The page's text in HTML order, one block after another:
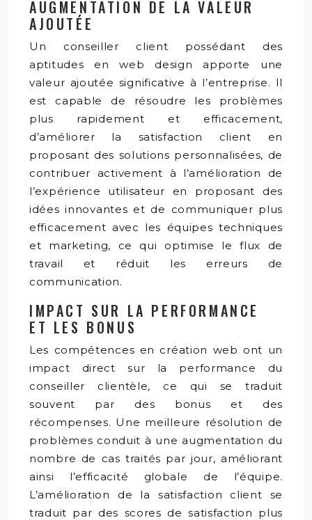
AUGMENTATION DE LA VALEUR
AJOUTÉE
Un conseiller client possédant des
aptitudes en web design apporte une
valeur ajoutée significative à l’entreprise. Il
est capable de résoudre les problèmes
plus rapidement et efficacement,
d’améliorer la satisfaction client en
proposant des solutions personnalisées, de
contribuer activement à l’amélioration de
l’expérience utilisateur en proposant des
idées innovantes et de communiquer plus
efficacement avec les équipes techniques
et marketing, ce qui optimise le flux de
travail et réduit les erreurs de
communication.
IMPACT SUR LA PERFORMANCE
ET LES BONUS
Les compétences en création web ont un
impact direct sur la performance du
conseiller clientèle, ce qui se traduit
souvent par des bonus et des
récompenses. Une meilleure résolution de
problèmes conduit à une augmentation du
nombre de cas traités par jour, améliorant
ainsi l’efficacité globale de l’équipe.
L’amélioration de la satisfaction client se
traduit par des scores de satisfaction plus